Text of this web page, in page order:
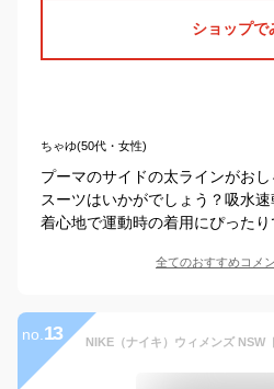
ショップで
ちゃゆ(50代・女性)
プーマのサイドの太ラインがお
スーツはいかがでしょう？吸水
着心地で運動時の着用にぴったり
全てのおすすめコメ
no. 13